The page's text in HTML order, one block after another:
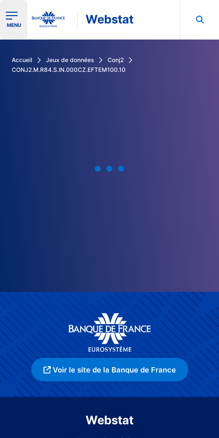
Ouvrir le menu de navigation
MENU Webstat
Accueil Jeux de données
Conj2
CONJ2.M.R84.S.IN.000CZ.EFTEM100.10
Voir le site de la Banque de France
Webstat